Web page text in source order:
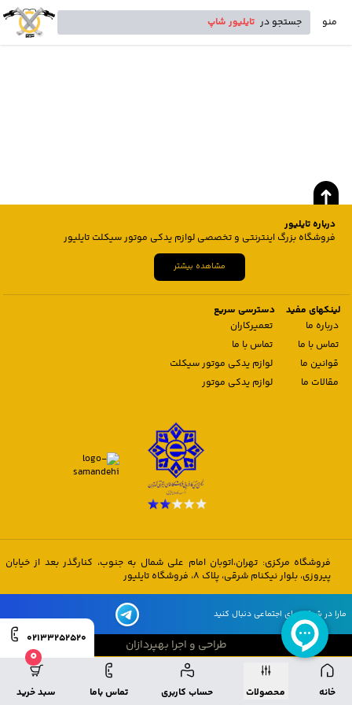
منو جستجو در تایلیور شاپ
خانه محصولات حساب کاربری تماس باما
0
سبد خرید
02133252520
درباره تایلیور
فروشگاه بزرگ اینترنتی و تخصصی لوازم یدکی موتور سیکلت تایلیور
مشاهده بیشتر
لینکهای مفید
درباره ما
تماس با ما
قوانین ما
مقالات ما
دسترسی سریع
تعمیرکاران
تماس با ما
لوازم یدکی موتور سیکلت
لوازم یدکی موتور
فروشگاه مرکزی: تهران،اتوبان امام علی شمال به جنوب، کنارگذر بعد از خیابان
پیروزی، بلوار نیکنام شرقی، پلاک 8، فروشگاه تایلیور
مارا در شبکه های اجتماعی دنبال کنید
طراحی و اجرا بهپردازان
طراحی و اجرا بهپردازان